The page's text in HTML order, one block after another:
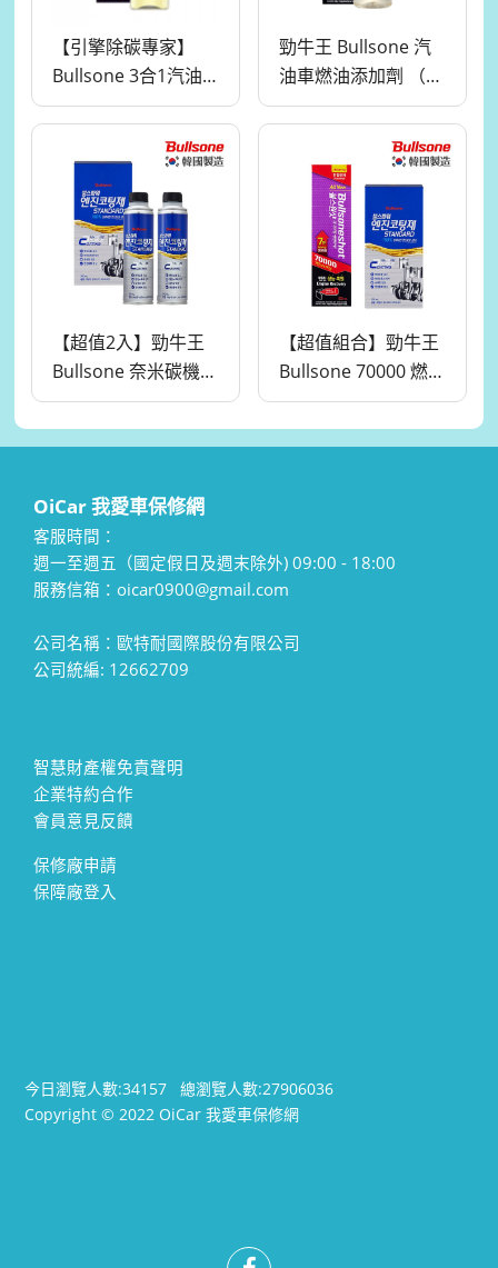
【引擎除碳專家】
Bullsone 3合1汽油
車燃油添加劑
勁牛王 Bullsone 汽
油車燃油添加劑 （新
車專用）
【超值2入】勁牛王
Bullsone 奈米碳機油
添加劑
【超值組合】勁牛王
Bullsone 70000 燃油
添加劑+奈米碳機油
添加劑 ◎韓國原裝、
OiCar 我愛車保修網
客服時間：
週一至週五（國定假日及週末除外) 09:00 - 18:00
服務信箱：oicar0900@gmail.com
公司名稱：歐特耐國際股份有限公司
公司統編: 12662709
智慧財產權免責聲明
企業特約合作
會員意見反饋
保修廠申請
保障廠登入
今日瀏覽人數:34157總瀏覽人數:27906036
Copyright © 2022 OiCar 我愛車保修網